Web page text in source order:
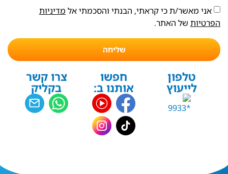
אני מאשר/ת כי קראתי, הבנתי והסכמתי אל מדיניות
הפרטיות של האתר.
שליחה
טלפון
לייעוץ
חפשו
אותנו ב:
צרו קשר
בקליק